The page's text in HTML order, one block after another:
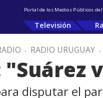
Portal de los Medios Públicos
Televisión
. RADIO URUGUAY .
disputar el